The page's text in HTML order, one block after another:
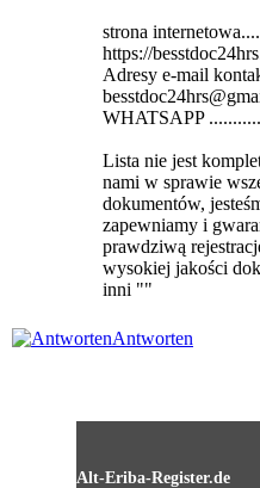
strona
https://
Adresy e-mail
WHATSAPP
Lista nie jest
nami w sprawie
dokumentów,
zapewniamy i
prawdziwą
wysokiej jakości
inni ""
Antworten
Alt-Eriba-Register.de